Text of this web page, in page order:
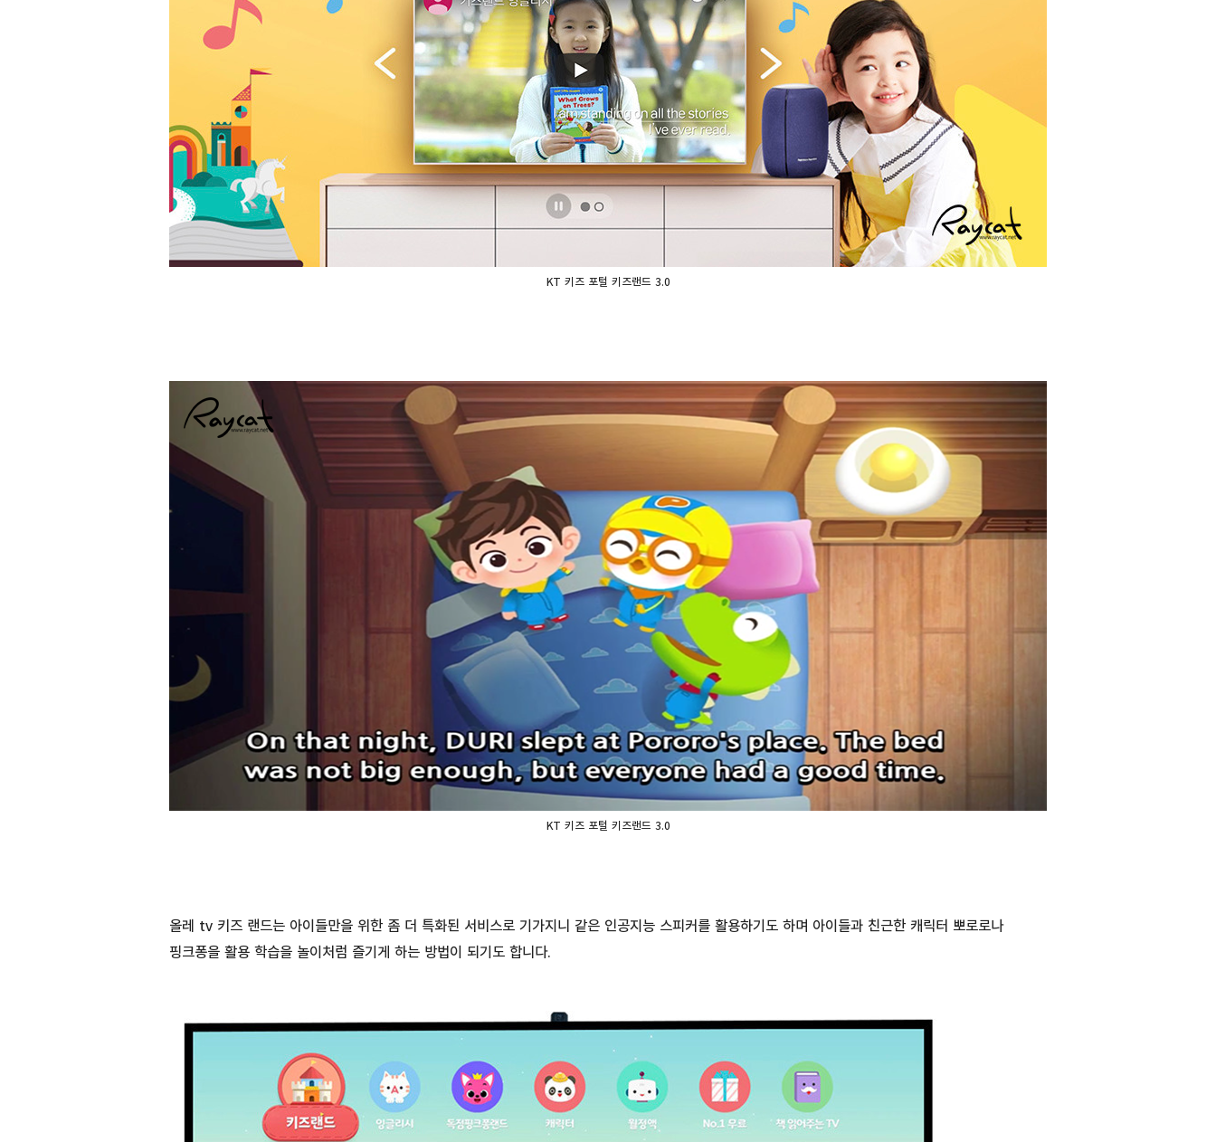
KT 키즈 포털 키즈랜드 3.0
KT 키즈 포털 키즈랜드 3.0
올레 tv 키즈 랜드는 아이들만을 위한 좀 더 특화된 서비스로 기가지니 같은 인공지능 스피커를 활용하기도 하며 아이들과 친근한 캐릭터 뽀로로나
핑크퐁을 활용 학습을 놀이처럼 즐기게 하는 방법이 되기도 합니다.